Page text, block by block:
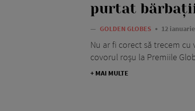
purtat
— GOLDEN GLOBES 12
Nu ar fi corect să trecem
covorul roșu la Premiile
+ MAI MULTE